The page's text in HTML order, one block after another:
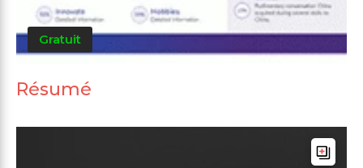
Gratuit
Résumé